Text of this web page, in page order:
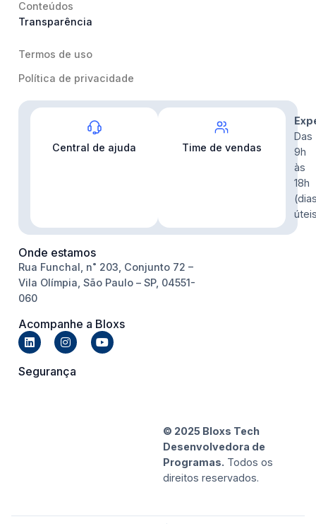
Conteúdos
Transparência
Termos de uso
Política de privacidade
Central de ajuda Time de vendas
Das
9h
às
18h
Onde estamos
Rua Funchal, n˚ 203, Conjunto 72 –
Vila Olímpia, São Paulo – SP, 04551-
060
Acompanhe a Bloxs
Segurança
© 2025 Bloxs Tech
Desenvolvedora de
Programas. Todos os
direitos reservados.